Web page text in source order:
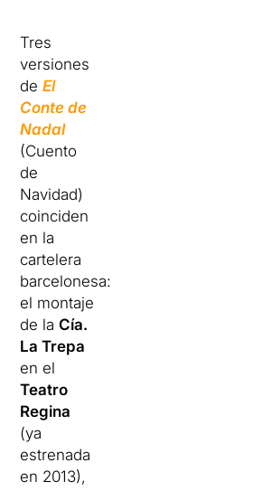
Tres
versiones
deEl
Conte de
Nadal
(Cuento
de
Navidad)
coinciden
en la
cartelera
barcelonesa:
el montaje
de laCía.
La Trepa
en el
Teatro
Regina
(ya
estrenada
en 2013),